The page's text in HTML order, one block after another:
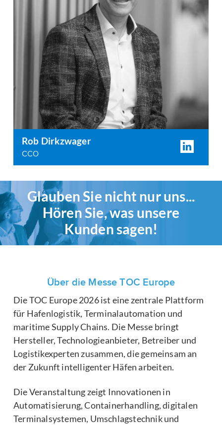
Rob Dirkzwager
CCO
Glauben Sie nicht nur uns...
Hören Sie, was unsere
Kunden sagen!
Über die Messe TOC Europe
Die TOC Europe 2026 ist eine zentrale Plattform
für Hafenlogistik, Terminalautomation und
maritime Supply Chains. Die Messe bringt
Hersteller, Technologieanbieter, Betreiber und
Logistikexperten zusammen, die gemeinsam an
der Zukunft intelligenter Häfen arbeiten.
Die Veranstaltung zeigt Innovationen in
Automatisierung, Containerhandling, digitalen
Terminalsystemen, Umschlagstechnik und